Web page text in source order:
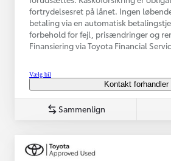
fortrydelsesret på lånet. Ingen
betaling via en automatisk
forbehold for fejl, prisændringer og
Finansiering via Toyota Financial
Vælg bil
Kontakt forhandler
Sammenlign